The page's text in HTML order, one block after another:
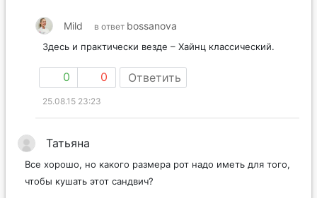
Mild в ответ bossanova
Здесь и практически везде – Хайнц классический.
0 0 Ответить
25.08.15 23:23
Татьяна
Все хорошо, но какого размера рот надо иметь для того,
чтобы кушать этот сандвич?